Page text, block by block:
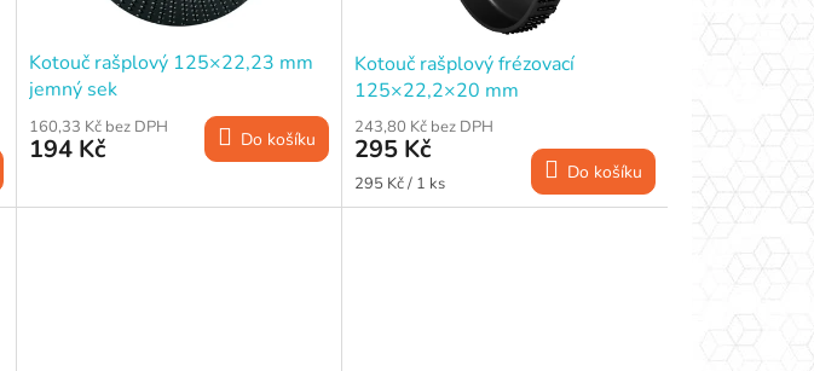
Kotouč rašplový 125×22,23 mm
jemný sek
160,33 Kč bez DPH
194 Kč Do košíku
Kotouč rašplový frézovací
125×22,2×20 mm
243,80 Kč bez DPH
295 Kč
Měrná
cena:
295 Kč / 1 ks Do košíku